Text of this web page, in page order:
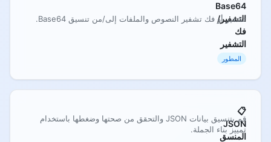
Base64
التشفير/
فك
التشفير
تشفير أو فك تشفير النصوص والملفات إلى/من تنسيق Base64.
المطور
📋
JSON
المنسق
قم بتنسيق بيانات JSON والتحقق من صحتها وضغطها باستخدام
تمييز بناء الجملة.